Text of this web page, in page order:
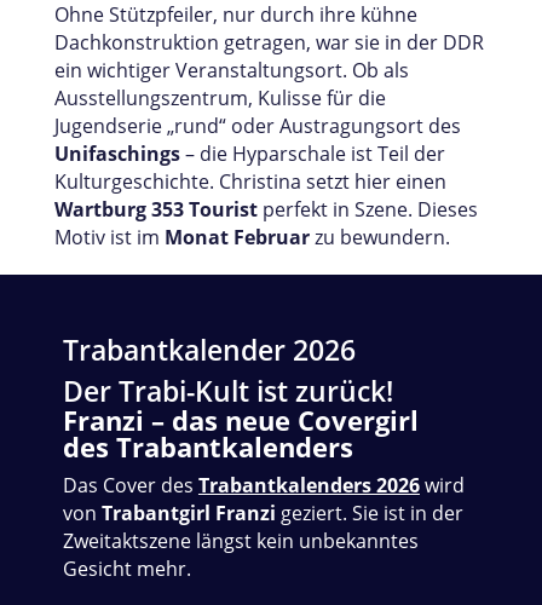
Ohne Stützpfeiler, nur durch ihre kühne
Dachkonstruktion getragen, war sie in der DDR
ein wichtiger Veranstaltungsort. Ob als
Ausstellungszentrum, Kulisse für die
Jugendserie „rund“ oder Austragungsort des
Unifaschings– die Hyparschale ist Teil der
Kulturgeschichte. Christina setzt hier einen
Wartburg 353 Touristperfekt in Szene. Dieses
Motiv ist im Monat Februarzu bewundern.
Trabantkalender 2026
Der Trabi-Kult ist zurück!
Franzi – das neue Covergirl
des Trabantkalenders
Das Cover des Trabantkalenders 2026wird
von Trabantgirl Franzi geziert. Sie ist in der
Zweitaktszene längst kein unbekanntes
Gesicht mehr.